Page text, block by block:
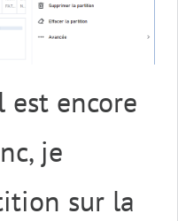
est encore
je
sur la